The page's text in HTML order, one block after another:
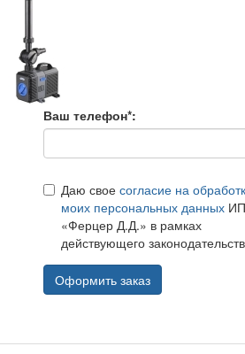
Ваш телефон*:
Даю свое согласие на
моих персональных данныхИП
«Ферцер Д.Д.» в рамках
действующего
Оформить заказ